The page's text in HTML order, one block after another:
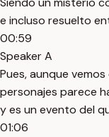
e incluso resuelto
00:59
Speaker A
Pues, aunque
personajes parece
y es un evento del
01:06